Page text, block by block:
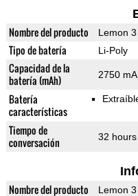
Nombre del producto Lemon 3
Tipo de batería Li-Poly
Capacidad de la
batería (mAh)
2750
Batería
características
Tiempo de
conversación
32 hours
Nombre del producto Lemon 3